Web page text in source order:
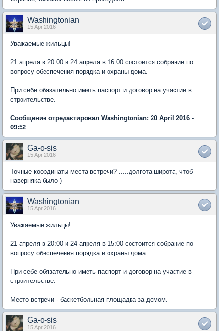
Washingtonian
15 Apr 2016
Уважаемые жильцы!
21 апреля в 20:00 и 24 апреля в 16:00 состоится собрание по
вопросу обеспечения порядка и охраны дома.
При себе обязательно иметь паспорт и договор на участие в
строительстве.
Сообщение отредактировал Washingtonian: 20 April 2016 -
09:52
Ga-o-sis
15 Apr 2016
Точные координаты места встречи? .....долгота-широта, чтоб
наверняка было )
Washingtonian
15 Apr 2016
Уважаемые жильцы!
21 апреля в 20:00 и 24 апреля в 15:00 состоится собрание по
вопросу обеспечения порядка и охраны дома.
При себе обязательно иметь паспорт и договор на участие в
строительстве.
Место встречи - баскетбольная площадка за домом.
Ga-o-sis
15 Apr 2016